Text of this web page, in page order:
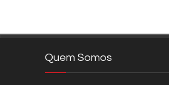
Quem Somos